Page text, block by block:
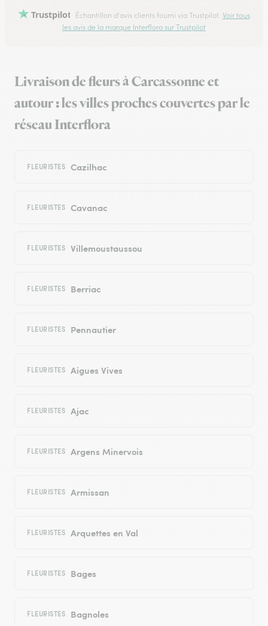
Trustpilot Échantillon d'avis clients fourni via Trustpilot. Voir tous
les avis de la marque Interflora sur Trustpilot
Livraison de fleurs à Carcassonne et
autour : les villes proches couvertes par le
réseau Interflora
FLEURISTES Cazilhac
FLEURISTES Cavanac
FLEURISTES Villemoustaussou
FLEURISTES Berriac
FLEURISTES Pennautier
FLEURISTES Aigues Vives
FLEURISTES Ajac
FLEURISTES Argens Minervois
FLEURISTES Armissan
FLEURISTES Arquettes en Val
FLEURISTES Bages
FLEURISTES Bagnoles